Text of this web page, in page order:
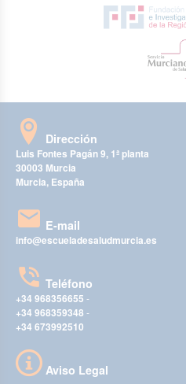
Dirección
Luis Fontes Pagán 9, 1ª planta
30003 Murcia
Murcia, España
E-mail
info@escueladesaludmurcia.es
Teléfono
+34 968356655 -
+34 968359348 -
+34 673992510
Aviso Legal